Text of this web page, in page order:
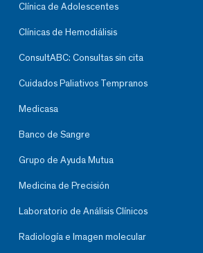
Clínica de Adolescentes
Clínicas de Hemodiálisis
ConsultABC: Consultas sin cita
Cuidados Paliativos Tempranos
Medicasa
Banco de Sangre
Grupo de Ayuda Mutua
Medicina de Precisión
Laboratorio de Análisis Clínicos
Radiología e Imagen molecular